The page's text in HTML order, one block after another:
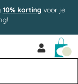
10% korting voor je